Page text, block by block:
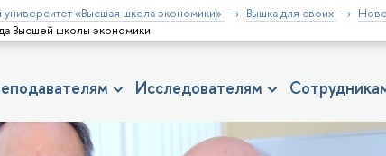
«Высшая школа экономики» Вышка для своих
Высшей школы экономики
Исследователям